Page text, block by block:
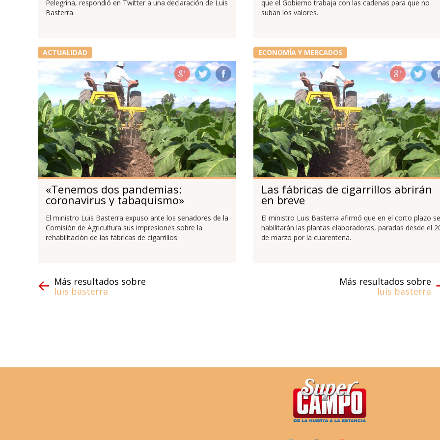
Pelegrina, respondió en Twitter a una declaración de Luis
Basterra.
que el Gobierno trabaja con las cadenas para que no
suban los valores.
ACTUALIDAD
«Tenemos dos pandemias:
coronavirus y tabaquismo»
El ministro Luis Basterra expuso ante los senadores de la
Comisión de Agricultura sus impresiones sobre la
rehabilitación de las fábricas de cigarrillos.
ECONOMÍA Y MERCADOS
Las fábricas de cigarrillos abrirán
en breve
El ministro Luis Basterra afirmó que en el corto plazo se
habilitarán las plantas elaboradoras, paradas desde el
de marzo por la cuarentena.
Más resultados sobre
luis basterra
Más resultados sobre
luis basterra